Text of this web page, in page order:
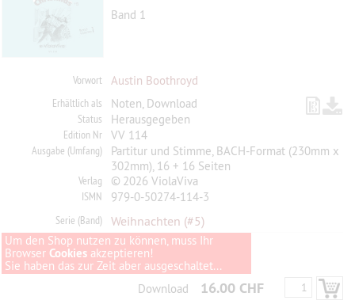
Band 1
Vorwort Austin Boothroyd
Erhältlich als Noten, Download
Status Herausgegeben
Edition Nr VV 114
Ausgabe (Umfang)
Partitur und Stimme, BACH-Format (230mm x
302mm), 16 + 16 Seiten
Verlag © 2026 ViolaViva
ISMN 979-0-50274-114-3
Serie (Band) Weihnachten (#5)
Um den Shop nutzen zu können, muss Ihr
Browser Cookies akzeptieren!
Sie haben das zur Zeit aber ausgeschaltet...
Download
16.00 CHF